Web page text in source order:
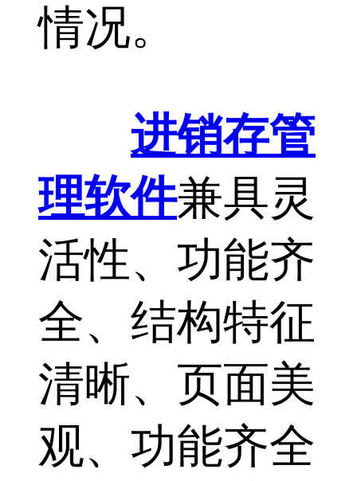
情况。
进销存管
理软件兼具灵
活性、功能齐
全、结构特征
清晰、页面美
观、功能齐全